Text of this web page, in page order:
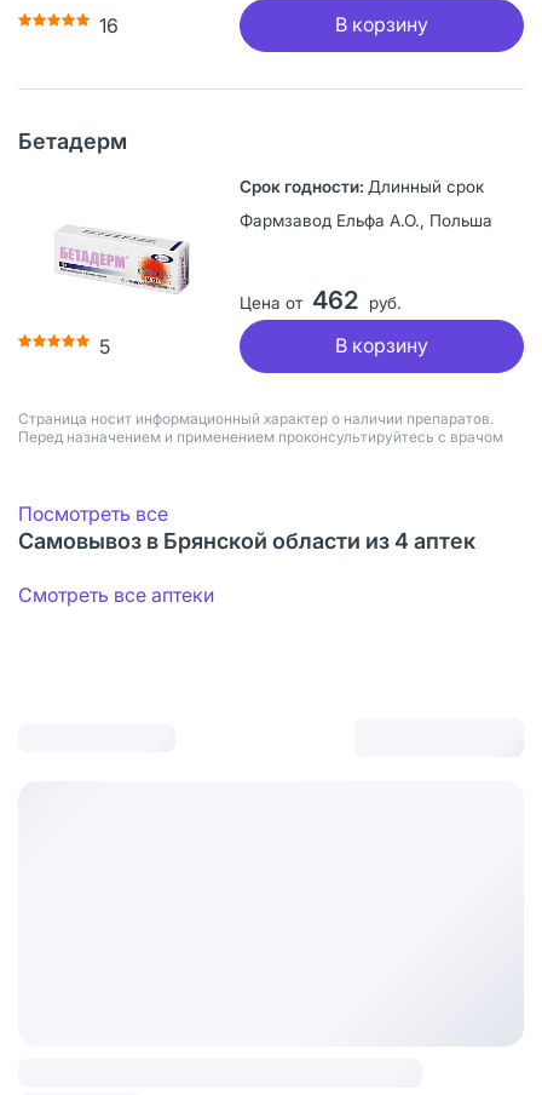
16 В корзину
Бетадерм
5
Длинный срок
Фармзавод Ельфа А.О., Польша
Цена от 462 руб.
В корзину
Страница носит информационный характер о наличии препаратов.
Перед назначением и применением проконсультируйтесь с врачом
Посмотреть все
Самовывоз в Брянской области из 4 аптек
Смотреть все аптеки